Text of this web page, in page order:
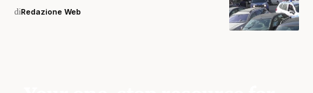
diRedazione Web